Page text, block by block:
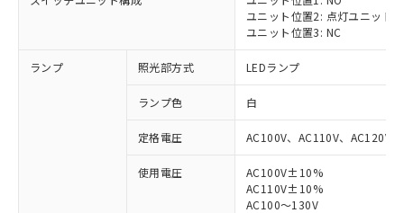
ユニット位置2: 点灯ユニット
ユニット位置3: NC
ランプ 照光部方式 LEDランプ
ランプ色 白
定格電圧 AC100V、AC110V、AC120V
使用電圧
AC100V±10%
AC110V±10%
AC100～130V